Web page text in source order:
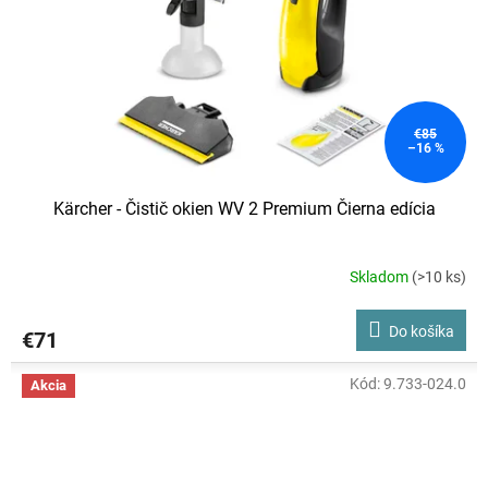
€85
–16 %
Kärcher - Čistič okien WV 2 Premium Čierna edícia
je
5,0
Skladom (>10 ks)
€71 Do košíka
Akcia Kód:9.733-024.0